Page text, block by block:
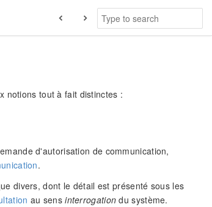
notions tout à fait distinctes :
d'autorisation de communication,
.
divers, dont le détail est présenté sous les
au sensinterrogation du système.